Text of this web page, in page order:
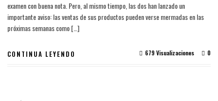
examen con buena nota. Pero, al mismo tiempo, las dos han lanzado un
importante aviso: las ventas de sus productos pueden verse mermadas en las
próximas semanas como […]
CONTINUA LEYENDO 0
679 Visualizaciones